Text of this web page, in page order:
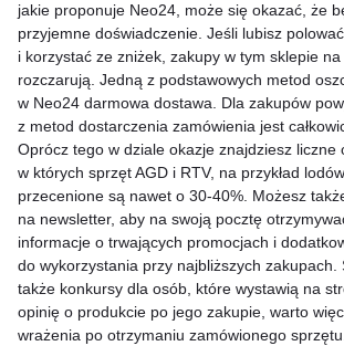
jakie proponuje Neo24, może się okazać, że
przyjemne doświadczenie. Jeśli lubisz
i korzystać ze zniżek, zakupy w tym sklepie
rozczarują. Jedną z podstawowych metod
w Neo24 darmowa dostawa. Dla zakupów
z metod dostarczenia zamówienia jest
Oprócz tego w dziale okazje znajdziesz liczne
w których sprzęt AGD i RTV, na przykład
przecenione są nawet o 30-40%. Możesz
na newsletter, aby na swoją pocztę
informacje o trwających promocjach i
do wykorzystania przy najbliższych zakupach.
także konkursy dla osób, które wystawią na
opinię o produkcie po jego zakupie, warto
wrażenia po otrzymaniu zamówionego sprzętu.